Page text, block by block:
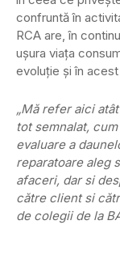
confruntă în
RCA are, în
uşura viaţa
evoluţie şi în
„Mă refer aici
tot semnalat,
evaluare a
reparatoare aleg
afaceri, dar si
către client si
de colegii de la